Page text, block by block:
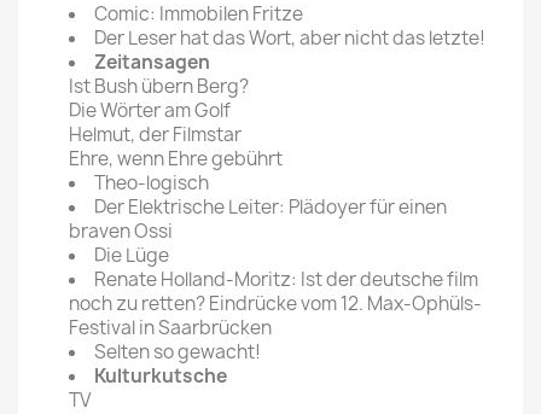
Comic: Immobilen Fritze
Der Leser hat das Wort, aber nicht das letzte!
Zeitansagen
Ist Bush übern Berg?
Die Wörter am Golf
Helmut, der Filmstar
Ehre, wenn Ehre gebührt
Theo-logisch
Der Elektrische Leiter: Plädoyer für einen
braven Ossi
Die Lüge
Renate Holland-Moritz: Ist der deutsche film
noch zu retten? Eindrücke vom 12. Max-Ophüls-
Festival in Saarbrücken
Selten so gewacht!
Kulturkutsche
TV